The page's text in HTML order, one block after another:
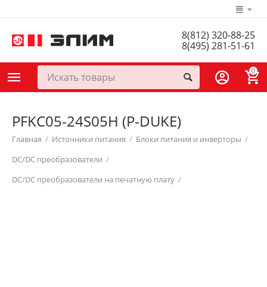
8(812) 320-88-25
8(495) 281-51-61
0
PFKC05-24S05H (P-DUKE)
Главная / Источники питания / Блоки питания и инверторы /
DC/DC преобразователи /
DC/DC преобразователи на печатную плату /